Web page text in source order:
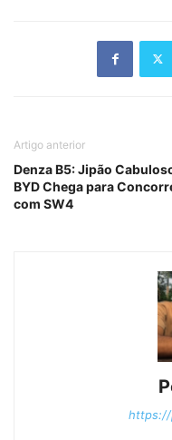
Artigo anterior
Denza B5: Jipão
BYD Chega para
com SW4
https://